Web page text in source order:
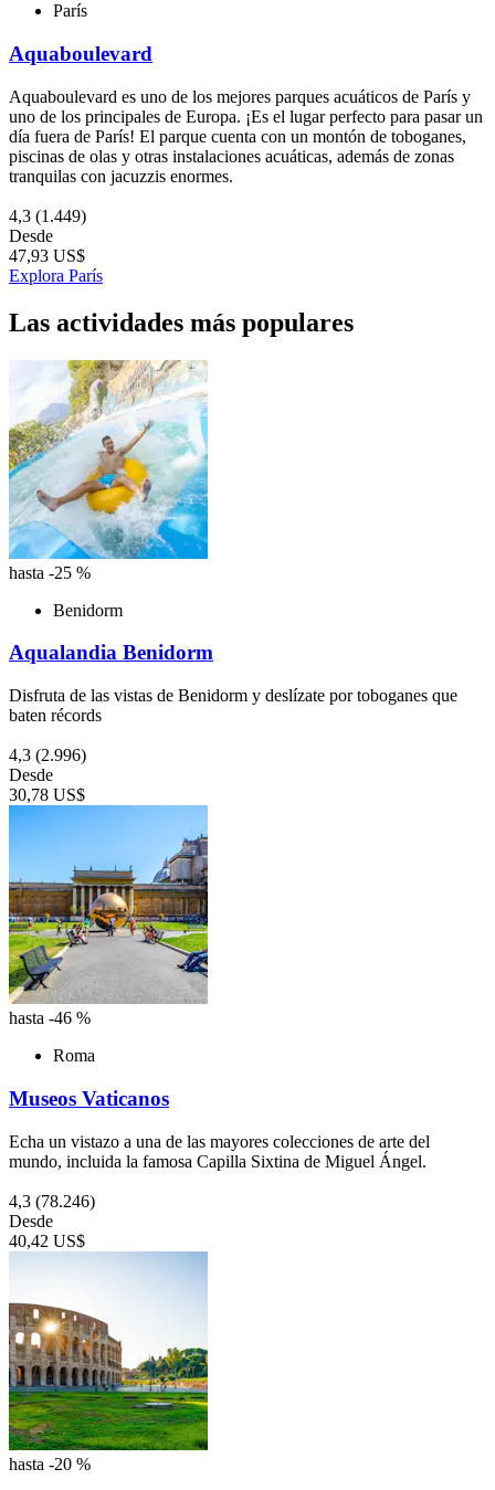
París
Aquaboulevard
Aquaboulevard es uno de los mejores parques acuáticos de París y
uno de los principales de Europa. ¡Es el lugar perfecto para pasar un
día fuera de París! El parque cuenta con un montón de toboganes,
piscinas de olas y otras instalaciones acuáticas, además de zonas
tranquilas con jacuzzis enormes.
4,3 (1.449)
Desde
47,93 US$
Explora París
Las actividades más populares
hasta -25 %
Benidorm
Aqualandia Benidorm
Disfruta de las vistas de Benidorm y deslízate por toboganes que
baten récords
4,3 (2.996)
Desde
30,78 US$
hasta -46 %
Roma
Museos Vaticanos
Echa un vistazo a una de las mayores colecciones de arte del
mundo, incluida la famosa Capilla Sixtina de Miguel Ángel.
4,3 (78.246)
Desde
40,42 US$
hasta -20 %